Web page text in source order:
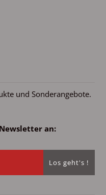
und Sonderangebote.
an: